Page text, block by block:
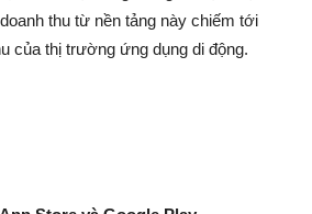
thu từ nền tảng này chiếm tới
của thị trường ứng dụng di động.